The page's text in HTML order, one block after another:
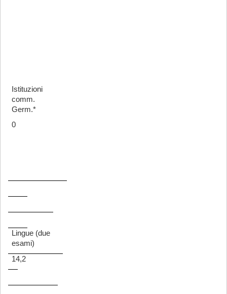
Istituzioni
comm.
Germ.*
0
Lingue (due
esami)
14,2